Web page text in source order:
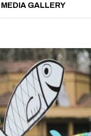
MEDIA GALLERY